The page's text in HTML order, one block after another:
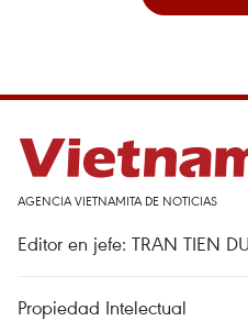
AGENCIA VIETNAMITA DE NOTICIAS
Editor en jefe: TRAN TIEN
Propiedad Intelectual